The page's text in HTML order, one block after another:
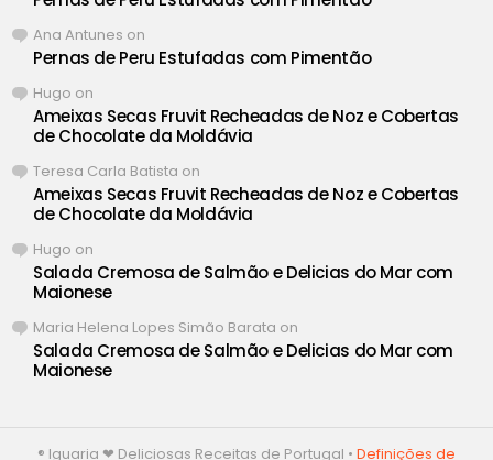
Ana Antunes on
Pernas de Peru Estufadas com Pimentão
Hugo on
Ameixas Secas Fruvit Recheadas de Noz e Cobertas
de Chocolate da Moldávia
Teresa Carla Batista on
Ameixas Secas Fruvit Recheadas de Noz e Cobertas
de Chocolate da Moldávia
Hugo on
Salada Cremosa de Salmão e Delicias do Mar com
Maionese
Maria Helena Lopes Simão Barata on
Salada Cremosa de Salmão e Delicias do Mar com
Maionese
® Iguaria ❤ Deliciosas Receitas de Portugal • Definições de